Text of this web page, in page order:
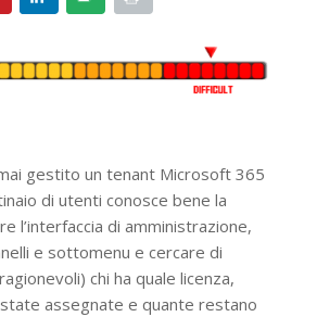
gestito un tenant Microsoft 365
di utenti conosce bene la
l’interfaccia di amministrazione,
e sottomenu e cercare di
chi ha quale licenza,
assegnate e quante restano